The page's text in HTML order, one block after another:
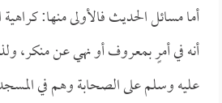
أما مسائل الحديث فالأولى منها:
أنه في أمرٍ بمعروف أو نهي عن منكر،
عليه وسلم على الصحابة وهم في